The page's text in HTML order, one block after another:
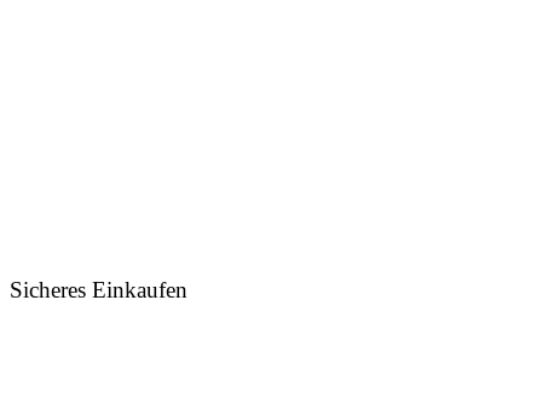
Sicheres Einkaufen